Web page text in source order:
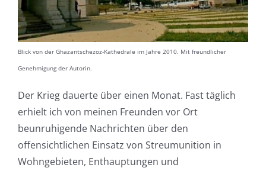
Blick von der Ghazantschezoz-Kathedrale im Jahre 2010. Mit freundlicher
Genehmigung der Autorin.
Der Krieg dauerte über einen Monat. Fast täglich
erhielt ich von meinen Freunden vor Ort
beunruhigende Nachrichten über den
offensichtlichen Einsatz von Streumunition in
Wohngebieten, Enthauptungen und